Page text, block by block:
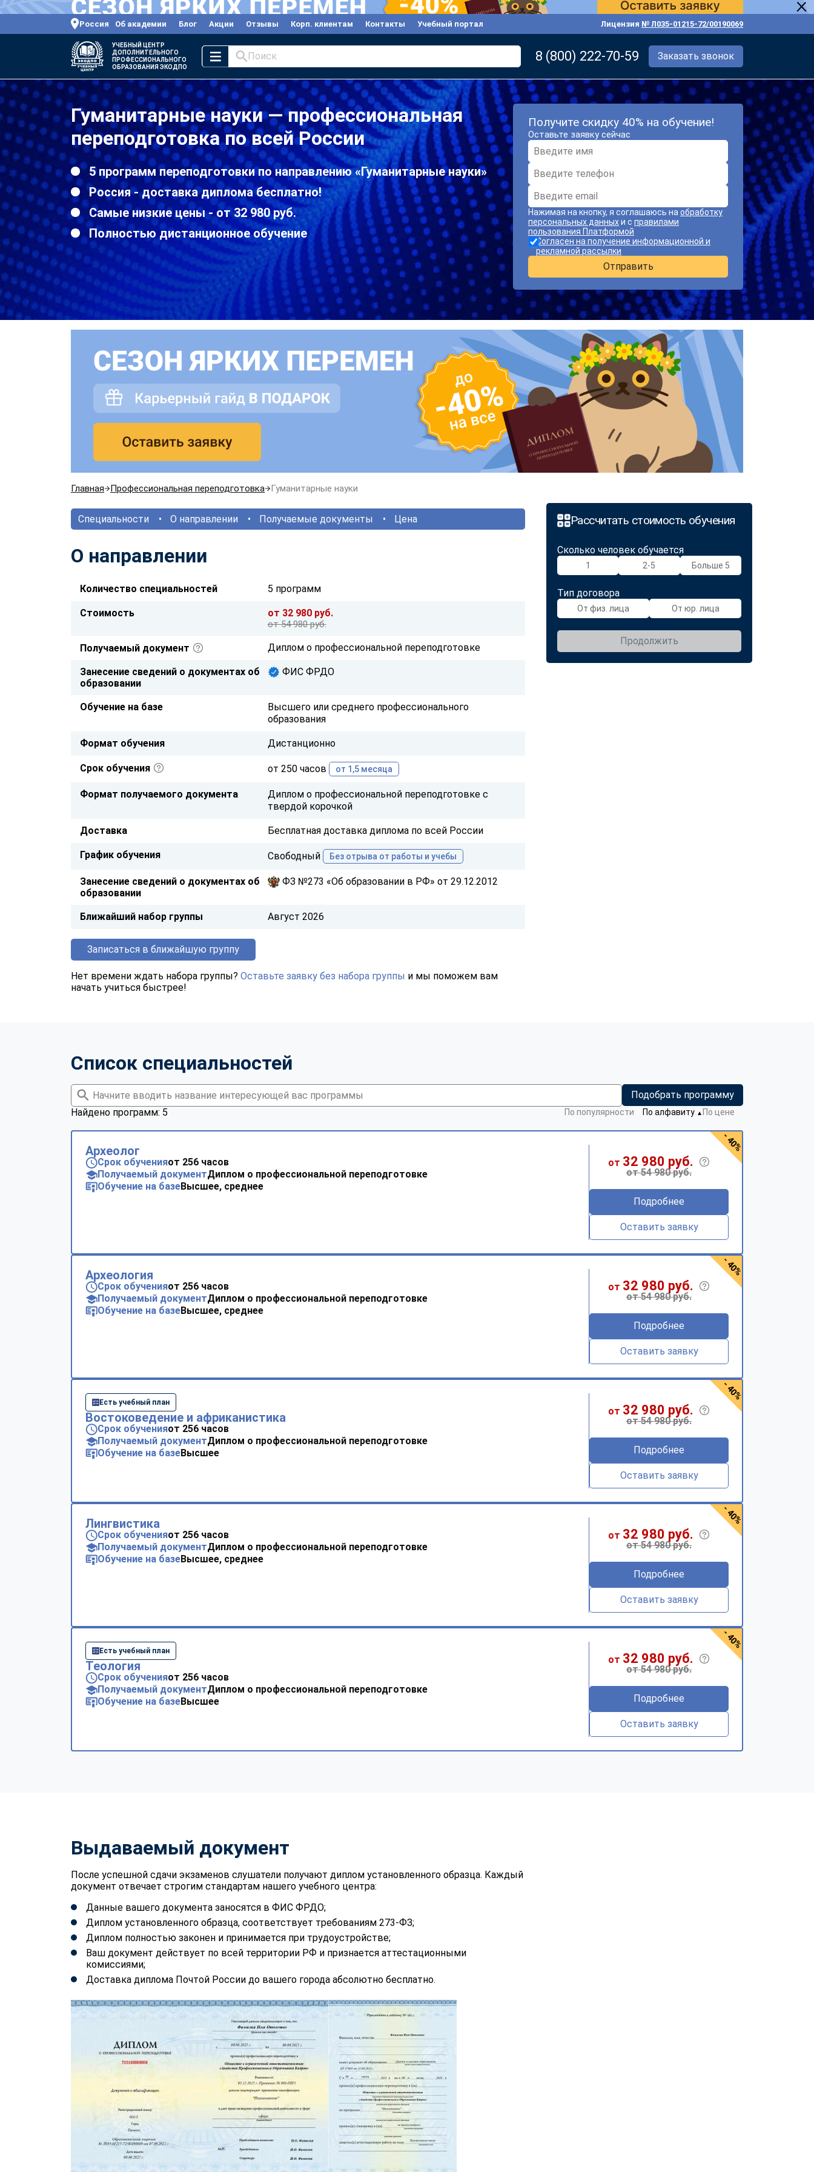
Россия Об академии Блог Акции Отзывы Корп. клиентам Контакты Учебный портал Лицензия № Л035-01215-72/00190069
УЧЕБНЫЙ ЦЕНТР
ДОПОЛНИТЕЛЬНОГО
ПРОФЕССИОНАЛЬНОГО
ОБРАЗОВАНИЯ ЭКОДПО
Поиск 8 (800) 222-70-59 Заказать звонок
Гуманитарные науки — профессиональная
переподготовка по всей России
5 программ переподготовки по направлению «Гуманитарные науки»
Россия - доставка диплома бесплатно!
Самые низкие цены - от 32 980 руб.
Полностью дистанционное обучение
Получите скидку 40% на обучение!
Оставьте заявку сейчас
Нажимая на кнопку, я соглашаюсь на обработку
персональных данныхи с правилами
пользования Платформой
Согласен на получение информационной и
рекламной рассылки
Отправить
Главная Профессиональная переподготовка Гуманитарные науки
Рассчитать стоимость обучения
Сколько человек обучается
1 2-5 Больше 5
Тип договора
От физ. лица От юр. лица
Продолжить
Специальности О направлении Получаемые документы Цена
О направлении
Количество специальностей 5 программ
Стоимость от 32 980 руб.
от 54 980 руб.
Получаемый документ Диплом о профессиональной переподготовке
Занесение сведений о документах об
образовании
ФИС ФРДО
Обучение на базе
Высшего или среднего профессионального
образования
Формат обучения Дистанционно
Срок обучения от 250 часов от 1,5 месяца
Формат получаемого документа
Диплом о профессиональной переподготовке с
твердой корочкой
Доставка Бесплатная доставка диплома по всей России
График обучения Свободный Без отрыва от работы и учебы
Занесение сведений о документах об
образовании
ФЗ №273 «Об образовании в РФ» от 29.12.2012
Ближайший набор группы Август 2026
Записаться в ближайшую группу
Нет времени ждать набора группы? Оставьте заявку без набора группы и мы поможем вам
начать учиться быстрее!
Список специальностей
Подобрать программу
Найдено программ: 5
По популярности По алфавиту ▼ По цене
Археолог
Срок обученияот 256 часов
Получаемый документДиплом о профессиональной переподготовке
Обучение на базеВысшее, среднее
от 32 980 руб.
от 54 980 руб.
Подробнее
Оставить заявку
- 40%
Археология
Срок обученияот 256 часов
Получаемый документДиплом о профессиональной переподготовке
Обучение на базеВысшее, среднее
от 32 980 руб.
от 54 980 руб.
Подробнее
Оставить заявку
- 40%
Есть учебный план
Востоковедение и африканистика
Срок обученияот 256 часов
Получаемый документДиплом о профессиональной переподготовке
Обучение на базеВысшее
от 32 980 руб.
от 54 980 руб.
Подробнее
Оставить заявку
- 40%
Лингвистика
Срок обученияот 256 часов
Получаемый документДиплом о профессиональной переподготовке
Обучение на базеВысшее, среднее
от 32 980 руб.
от 54 980 руб.
Подробнее
Оставить заявку
- 40%
Есть учебный план
Теология
Срок обученияот 256 часов
Получаемый документДиплом о профессиональной переподготовке
Обучение на базеВысшее
от 32 980 руб.
от 54 980 руб.
Подробнее
Оставить заявку
- 40%
Выдаваемый документ
После успешной сдачи экзаменов слушатели получают диплом установленного образца. Каждый
документ отвечает строгим стандартам нашего учебного центра:
Данные вашего документа заносятся в ФИС ФРДО;
Диплом установленного образца, соответствует требованиям 273-ФЗ;
Диплом полностью законен и принимается при трудоустройстве;
Ваш документ действует по всей территории РФ и признается аттестационными
комиссиями;
Доставка диплома Почтой России до вашего города абсолютно бесплатно.